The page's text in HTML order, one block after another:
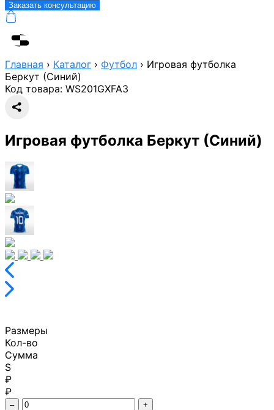
Заказать консультацию
Главная › Каталог › Футбол › Игровая футболка
Беркут (Синий)
Код товара: WS201GXFA3
Игровая футболка Беркут (Синий)
Размеры
Кол-во
Сумма
S
₽
₽
– +